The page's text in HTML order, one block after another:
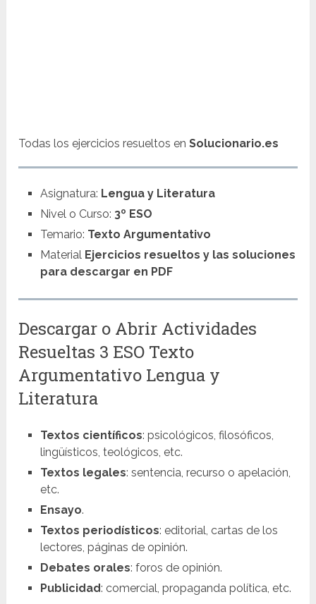
Todas los ejercicios resueltos enSolucionario.es
Asignatura: Lengua y Literatura
Nivel o Curso: 3º ESO
Temario: Texto Argumentativo
Material Ejercicios resueltos y las soluciones
para descargar en PDF
Descargar o Abrir Actividades
Resueltas 3 ESO Texto
Argumentativo Lengua y
Literatura
Textos científicos: psicológicos, filosóficos,
lingüísticos, teológicos, etc.
Textos legales: sentencia, recurso o apelación,
etc.
Ensayo.
Textos periodísticos: editorial, cartas de los
lectores, páginas de opinión.
Debates orales: foros de opinión.
Publicidad: comercial, propaganda política, etc.